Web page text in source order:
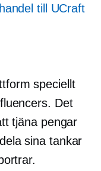
till UCraft
speciellt
Det
tjäna pengar
sina tankar